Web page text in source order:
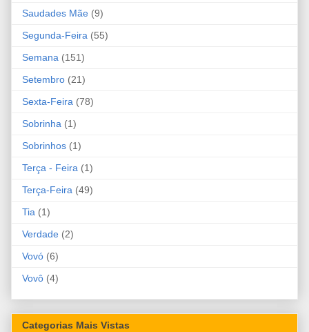
Saudades Mãe (9)
Segunda-Feira (55)
Semana (151)
Setembro (21)
Sexta-Feira (78)
Sobrinha (1)
Sobrinhos (1)
Terça - Feira (1)
Terça-Feira (49)
Tia (1)
Verdade (2)
Vovó (6)
Vovô (4)
Categorias Mais Vistas